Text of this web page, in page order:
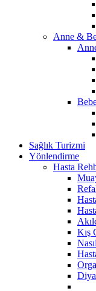
Anne &
Sağlık Turizmi
Yönlendirme
Hasta
Kış